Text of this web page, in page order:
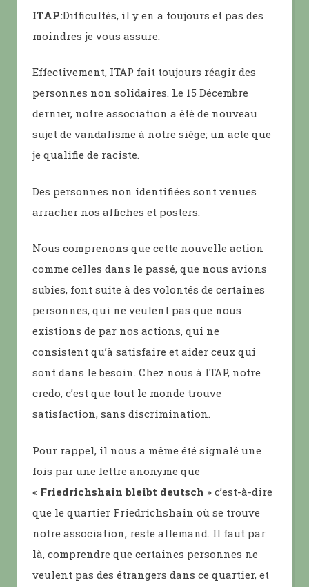
ITAP:Difficultés, il y en a toujours et pas des
moindres je vous assure.
Effectivement, ITAP fait toujours réagir des
personnes non solidaires. Le 15 Décembre
dernier, notre association a été de nouveau
sujet de vandalisme à notre siège; un acte que
je qualifie de raciste.
Des personnes non identifiées sont venues
arracher nos affiches et posters.
Nous comprenons que cette nouvelle action
comme celles dans le passé, que nous avions
subies, font suite à des volontés de certaines
personnes, qui ne veulent pas que nous
existions de par nos actions, qui ne
consistent qu’à satisfaire et aider ceux qui
sont dans le besoin. Chez nous à ITAP, notre
credo, c’est que tout le monde trouve
satisfaction, sans discrimination.
Pour rappel, il nous a même été signalé une
fois par une lettre anonyme que
« Friedrichshain bleibt deutsch » c’est-à-dire
que le quartier Friedrichshain où se trouve
notre association, reste allemand. Il faut par
là, comprendre que certaines personnes ne
veulent pas des étrangers dans ce quartier, et